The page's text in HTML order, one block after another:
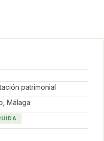
patrimonial
Málaga